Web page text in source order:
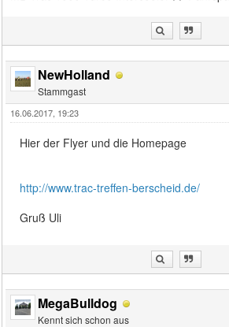
NewHolland
Stammgast
16.06.2017, 19:23
Hier der Flyer und die Homepage
http://www.trac-treffen-berscheid.de/
Gruß Uli
MegaBulldog
Kennt sich schon aus